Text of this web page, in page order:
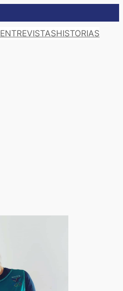
ENTREVISTASHISTORIAS